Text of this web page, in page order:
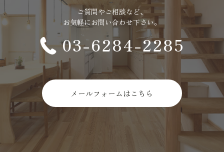
ご質問やご相談など、
お気軽にお問い合わせ下さい。
03-6284-2285
メールフォームはこちら